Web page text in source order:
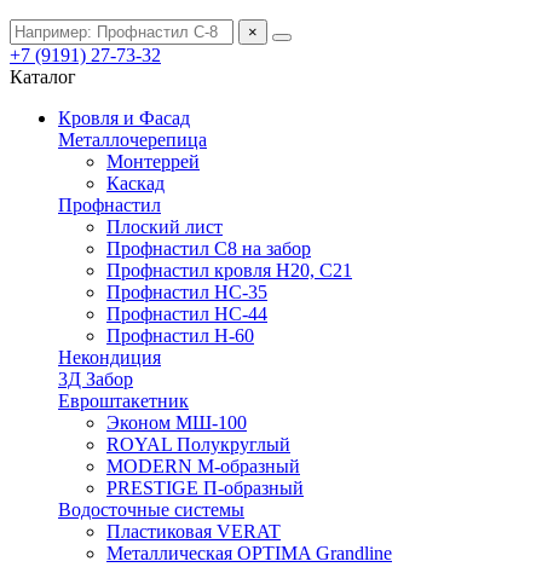
×
+7 (9191) 27-73-32
Каталог
Кровля и Фасад
Металлочерепица
Монтеррей
Каскад
Профнастил
Плоский лист
Профнастил С8 на забор
Профнастил кровля Н20, С21
Профнастил НС-35
Профнастил НС-44
Профнастил Н-60
Некондиция
3Д Забор
Евроштакетник
Эконом МШ-100
ROYAL Полукруглый
MODERN М-образный
PRESTIGE П-образный
Водосточные системы
Пластиковая VERAT
Металлическая OPTIMA Grandline